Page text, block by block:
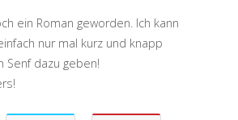
ein Roman geworden. Ich kann
nur mal kurz und knapp
Senf dazu geben!